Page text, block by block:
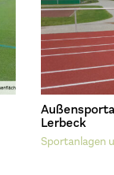
Lerbeck
Sportanlagen